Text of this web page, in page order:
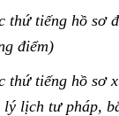
thứ tiếng hồ sơ
điểm)
thứ tiếng hồ sơ
lịch tư pháp,